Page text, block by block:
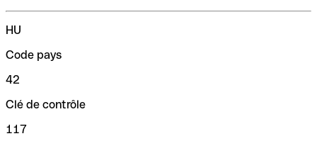
HU
Code pays
42
Clé de contrôle
117